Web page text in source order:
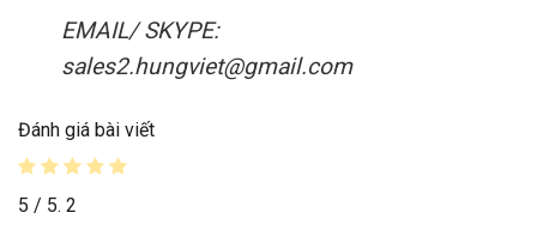
EMAIL/ SKYPE:
sales2.hungviet@gmail.com
Đánh giá bài viết
5 / 5. 2